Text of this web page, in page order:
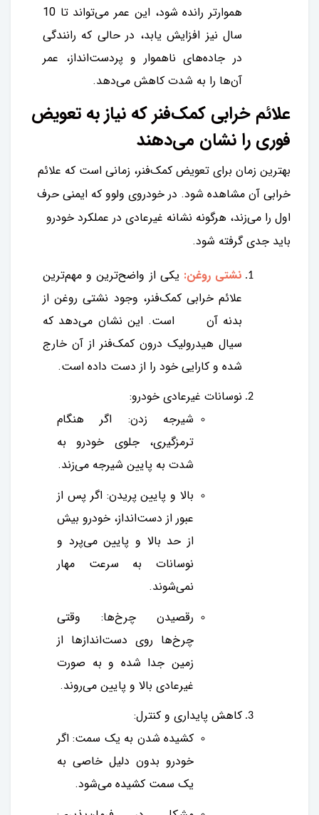
هموارتر رانده شود، این عمر می‌تواند تا 10
سال نیز افزایش یابد، در حالی که رانندگی
در جاده‌های ناهموار و پردست‌انداز، عمر
آن‌ها را به شدت کاهش می‌دهد.
علائم خرابی کمک‌فنر که نیاز به تعویض
فوری را نشان می‌دهند
بهترین زمان برای تعویض کمک‌فنر، زمانی است که علائم
خرابی آن مشاهده شود. در خودروی ولوو که ایمنی حرف
اول را می‌زند، هرگونه نشانه غیرعادی در عملکرد خودرو
باید جدی گرفته شود.
نشتی روغن: یکی از واضح‌ترین و مهم‌ترین
علائم خرابی کمک‌فنر، وجود نشتی روغن از
بدنه آن است. این نشان می‌دهد که
سیال هیدرولیک درون کمک‌فنر از آن خارج
شده و کارایی خود را از دست داده است.
نوسانات غیرعادی خودرو:
شیرجه زدن: اگر هنگام
ترمزگیری، جلوی خودرو به
شدت به پایین شیرجه می‌زند.
بالا و پایین پریدن: اگر پس از
عبور از دست‌انداز، خودرو بیش
از حد بالا و پایین می‌پرد و
نوسانات به سرعت مهار
نمی‌شوند.
رقصیدن چرخ‌ها: وقتی
چرخ‌ها روی دست‌اندازها از
زمین جدا شده و به صورت
غیرعادی بالا و پایین می‌روند.
کاهش پایداری و کنترل:
کشیده شدن به یک سمت: اگر
خودرو بدون دلیل خاصی به
یک سمت کشیده می‌شود.